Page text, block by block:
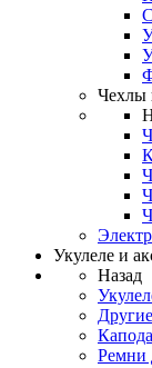
Чехлы
Укулеле и
Назад
Ремни